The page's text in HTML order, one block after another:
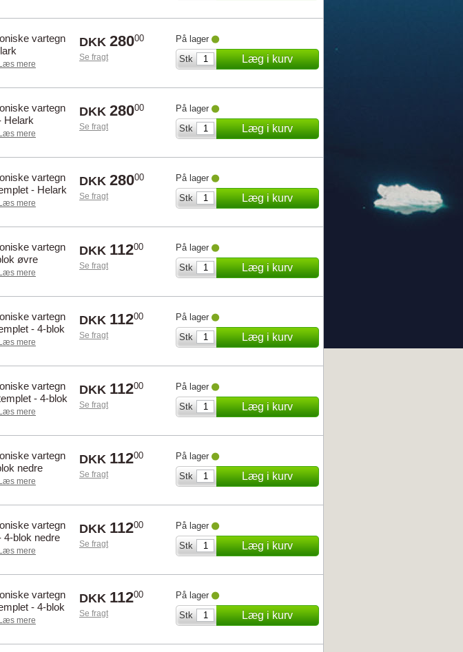
vartegn
Læs mere
DKK 28000
Se fragt
På lager
Stk
Læg i kurv
vartegn
Helark
Læs mere
DKK 28000
Se fragt
På lager
Stk
Læg i kurv
vartegn
- Helark
Læs mere
DKK 28000
Se fragt
På lager
Stk
Læg i kurv
vartegn
øvre
Læs mere
DKK 11200
Se fragt
På lager
Stk
Læg i kurv
vartegn
- 4-blok
Læs mere
DKK 11200
Se fragt
På lager
Stk
Læg i kurv
vartegn
- 4-blok
Læs mere
DKK 11200
Se fragt
På lager
Stk
Læg i kurv
vartegn
nedre
Læs mere
DKK 11200
Se fragt
På lager
Stk
Læg i kurv
vartegn
4-blok nedre
Læs mere
DKK 11200
Se fragt
På lager
Stk
Læg i kurv
vartegn
- 4-blok
Læs mere
DKK 11200
Se fragt
På lager
Stk
Læg i kurv